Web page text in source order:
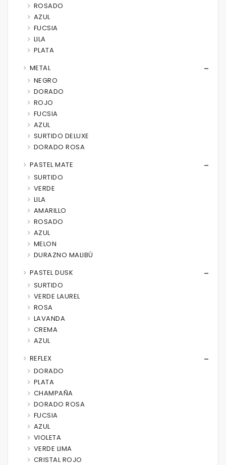
ROSADO
AZUL
FUCSIA
LILA
PLATA
METAL
NEGRO
DORADO
ROJO
FUCSIA
AZUL
SURTIDO DELUXE
DORADO ROSA
PASTEL MATE
SURTIDO
VERDE
LILA
AMARILLO
ROSADO
AZUL
MELON
DURAZNO MALIBÚ
PASTEL DUSK
SURTIDO
VERDE LAUREL
ROSA
LAVANDA
CREMA
AZUL
REFLEX
DORADO
PLATA
CHAMPAÑA
DORADO ROSA
FUCSIA
AZUL
VIOLETA
VERDE LIMA
CRISTAL ROJO